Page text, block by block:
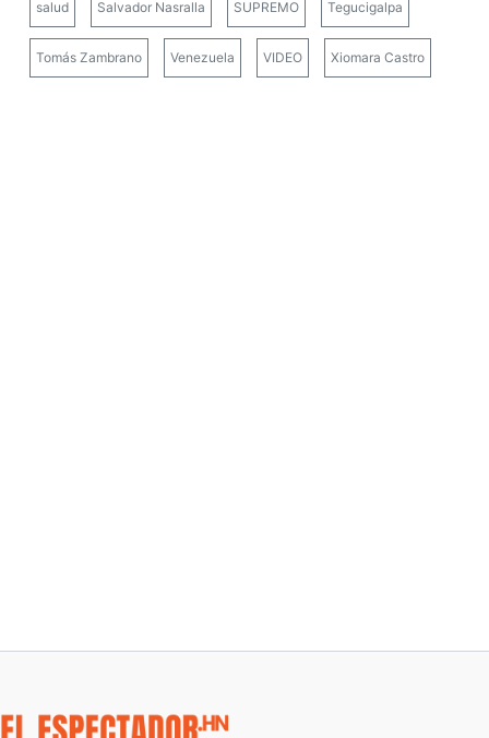
salud Salvador Nasralla SUPREMO Tegucigalpa
Tomás Zambrano Venezuela VIDEO Xiomara Castro